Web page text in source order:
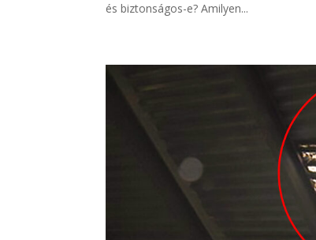
és biztonságos-e? Amilyen...